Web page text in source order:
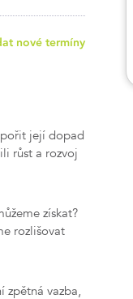
nové termíny
její dopad
růst a rozvoj
získat?
rozlišovat
zpětná vazba,